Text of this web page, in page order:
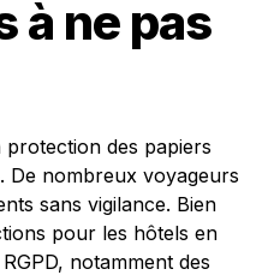
à ne pas
protection des papiers
De nombreux voyageurs
sans vigilance. Bien
pour les hôtels en
notamment des